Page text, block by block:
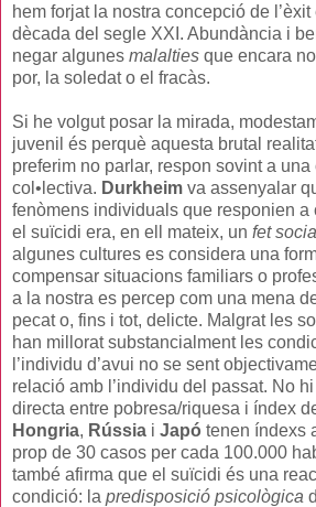
hem forjat la nostra concepció de
dècada del segle XXI. Abundància i
negar algunes malalties que encara
por, la soledat o el fracàs.
Si he volgut posar la mirada,
juvenil és perquè aquesta brutal
preferim no parlar, respon sovint a
col•lectiva. Durkheim va assenyalar
fenòmens individuals que responien a
el suïcidi era, en ell mateix, un fet
algunes cultures es considera una
compensar situacions familiars o
a la nostra es percep com una mena
pecat o, fins i tot, delicte. Malgrat les
han millorat substancialment les
l’individu d’avui no se sent
relació amb l’individu del passat. No
directa entre pobresa/riquesa i índex
Hongria, Rússia i Japó tenen índexs
prop de 30 casos per cada 100.000
també afirma que el suïcidi és una
condició: la predisposició psicològica